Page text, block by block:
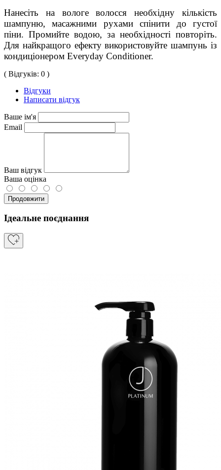
Нанесіть на вологе волосся необхідну кількість
шампуню, масажними рухами спінити до густої
піни. Промийте водою, за необхідності повторіть.
Для найкращого ефекту використовуйте шампунь із
кондиціонером Everyday Conditioner.
( Відгуків: 0 )
Відгуки
Написати відгук
Ваше ім'я
Email
Ваш відгук
Ваша оцінка
Продовжити
Ідеальне поєднання